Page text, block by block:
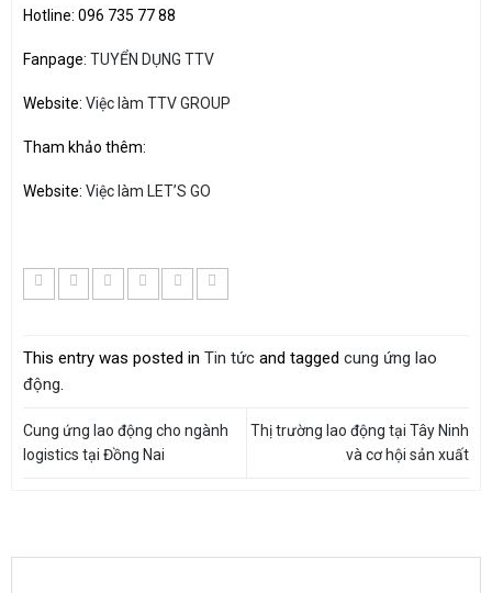
Hotline: 096 735 77 88
Fanpage: TUYỂN DỤNG TTV
Website: Việc làm TTV GROUP
Tham khảo thêm:
Website: Việc làm LET’S GO
This entry was posted in Tin tức and tagged cung ứng lao
động.
Cung ứng lao động cho ngành
logistics tại Đồng Nai
Thị trường lao động tại Tây Ninh
và cơ hội sản xuất